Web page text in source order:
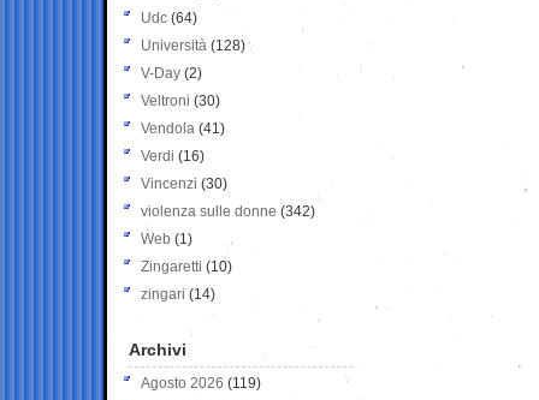
Udc (64)
Università (128)
V-Day (2)
Veltroni (30)
Vendola (41)
Verdi (16)
Vincenzi (30)
violenza sulle donne (342)
Web (1)
Zingaretti (10)
zingari (14)
Archivi
Agosto 2026 (119)